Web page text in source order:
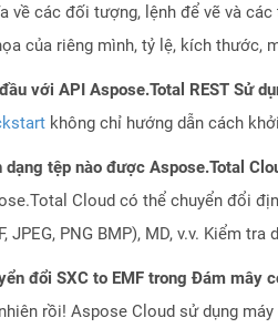
về các đối tượng, lệnh để vẽ và
của riêng mình, tỷ lệ, kích thước,
với API Aspose.Total REST Sử
không chỉ hướng dẫn cách
dạng tệp nào được Aspose.Total
Cloud có thể chuyển đổi
JPEG, PNG BMP), MD, v.v. Kiểm
đổi SXC to EMF trong Đám mây
rồi! Aspose Cloud sử dụng